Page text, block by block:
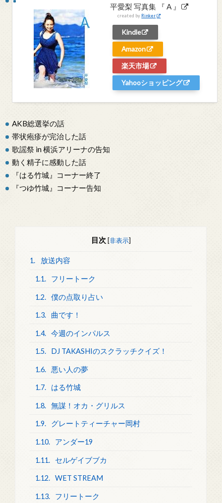
平愛梨 写真集 『 A 』
created by Rinker
Kindle
Amazon
楽天市場
Yahooショッピング
AKB総選挙の話
帯状疱疹が完治した話
歌謡祭 in 横浜アリーナの告知
動く精子に感動した話
『はる竹城』コーナー終了
『つゆ竹城』コーナー告知
目次 [非表示]
1. 放送内容
1.1. フリートーク
1.2. 僕の点取り占い
1.3. 曲です！
1.4. 今週のインパルス
1.5. DJ TAKASHIのスクラッチクイズ！
1.6. 悪い人の夢
1.7. はる竹城
1.8. 無謀！オカ・グリルス
1.9. グレートティーチャー岡村
1.10. アンダー19
1.11. セルゲイブブカ
1.12. WET STREAM
1.13. フリートーク